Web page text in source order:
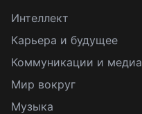
Интеллект
Карьера и будущее
Коммуникации и медиа
Мир вокруг
Музыка